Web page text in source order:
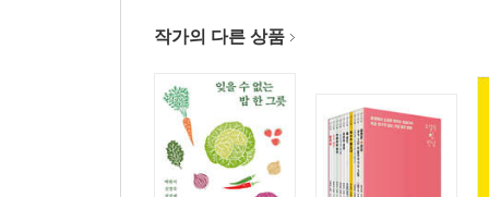
작가의 다른 상품